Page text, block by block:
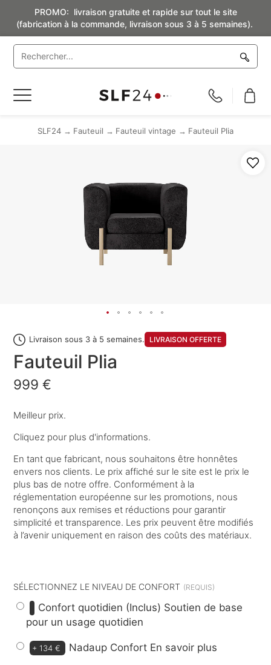
PROMO: livraison gratuite et rapide sur tout le site
(fabrication à la commande, livraison sous 3 à 5 semaines).
Basculer
SLF24 Fauteuil Fauteuil vintage Fauteuil Plia
Livraison sous 3 à 5 semaines. LIVRAISON OFFERTE
Fauteuil Plia
999 €
Meilleur prix.
Cliquez pour plus d'informations.
En tant que fabricant, nous souhaitons être honnêtes
envers nos clients. Le prix affiché sur le site est le prix le
plus bas de notre offre. Conformément à la
réglementation européenne sur les promotions, nous
renonçons aux remises et réductions pour garantir
simplicité et transparence. Les prix peuvent être modifiés
à l’avenir uniquement en raison des coûts des matériaux.
SÉLECTIONNEZ LE NIVEAU DE CONFORT
Confort quotidien (Inclus) Soutien de base
pour un usage quotidien
+134 € Nadaup Confort En savoir plus